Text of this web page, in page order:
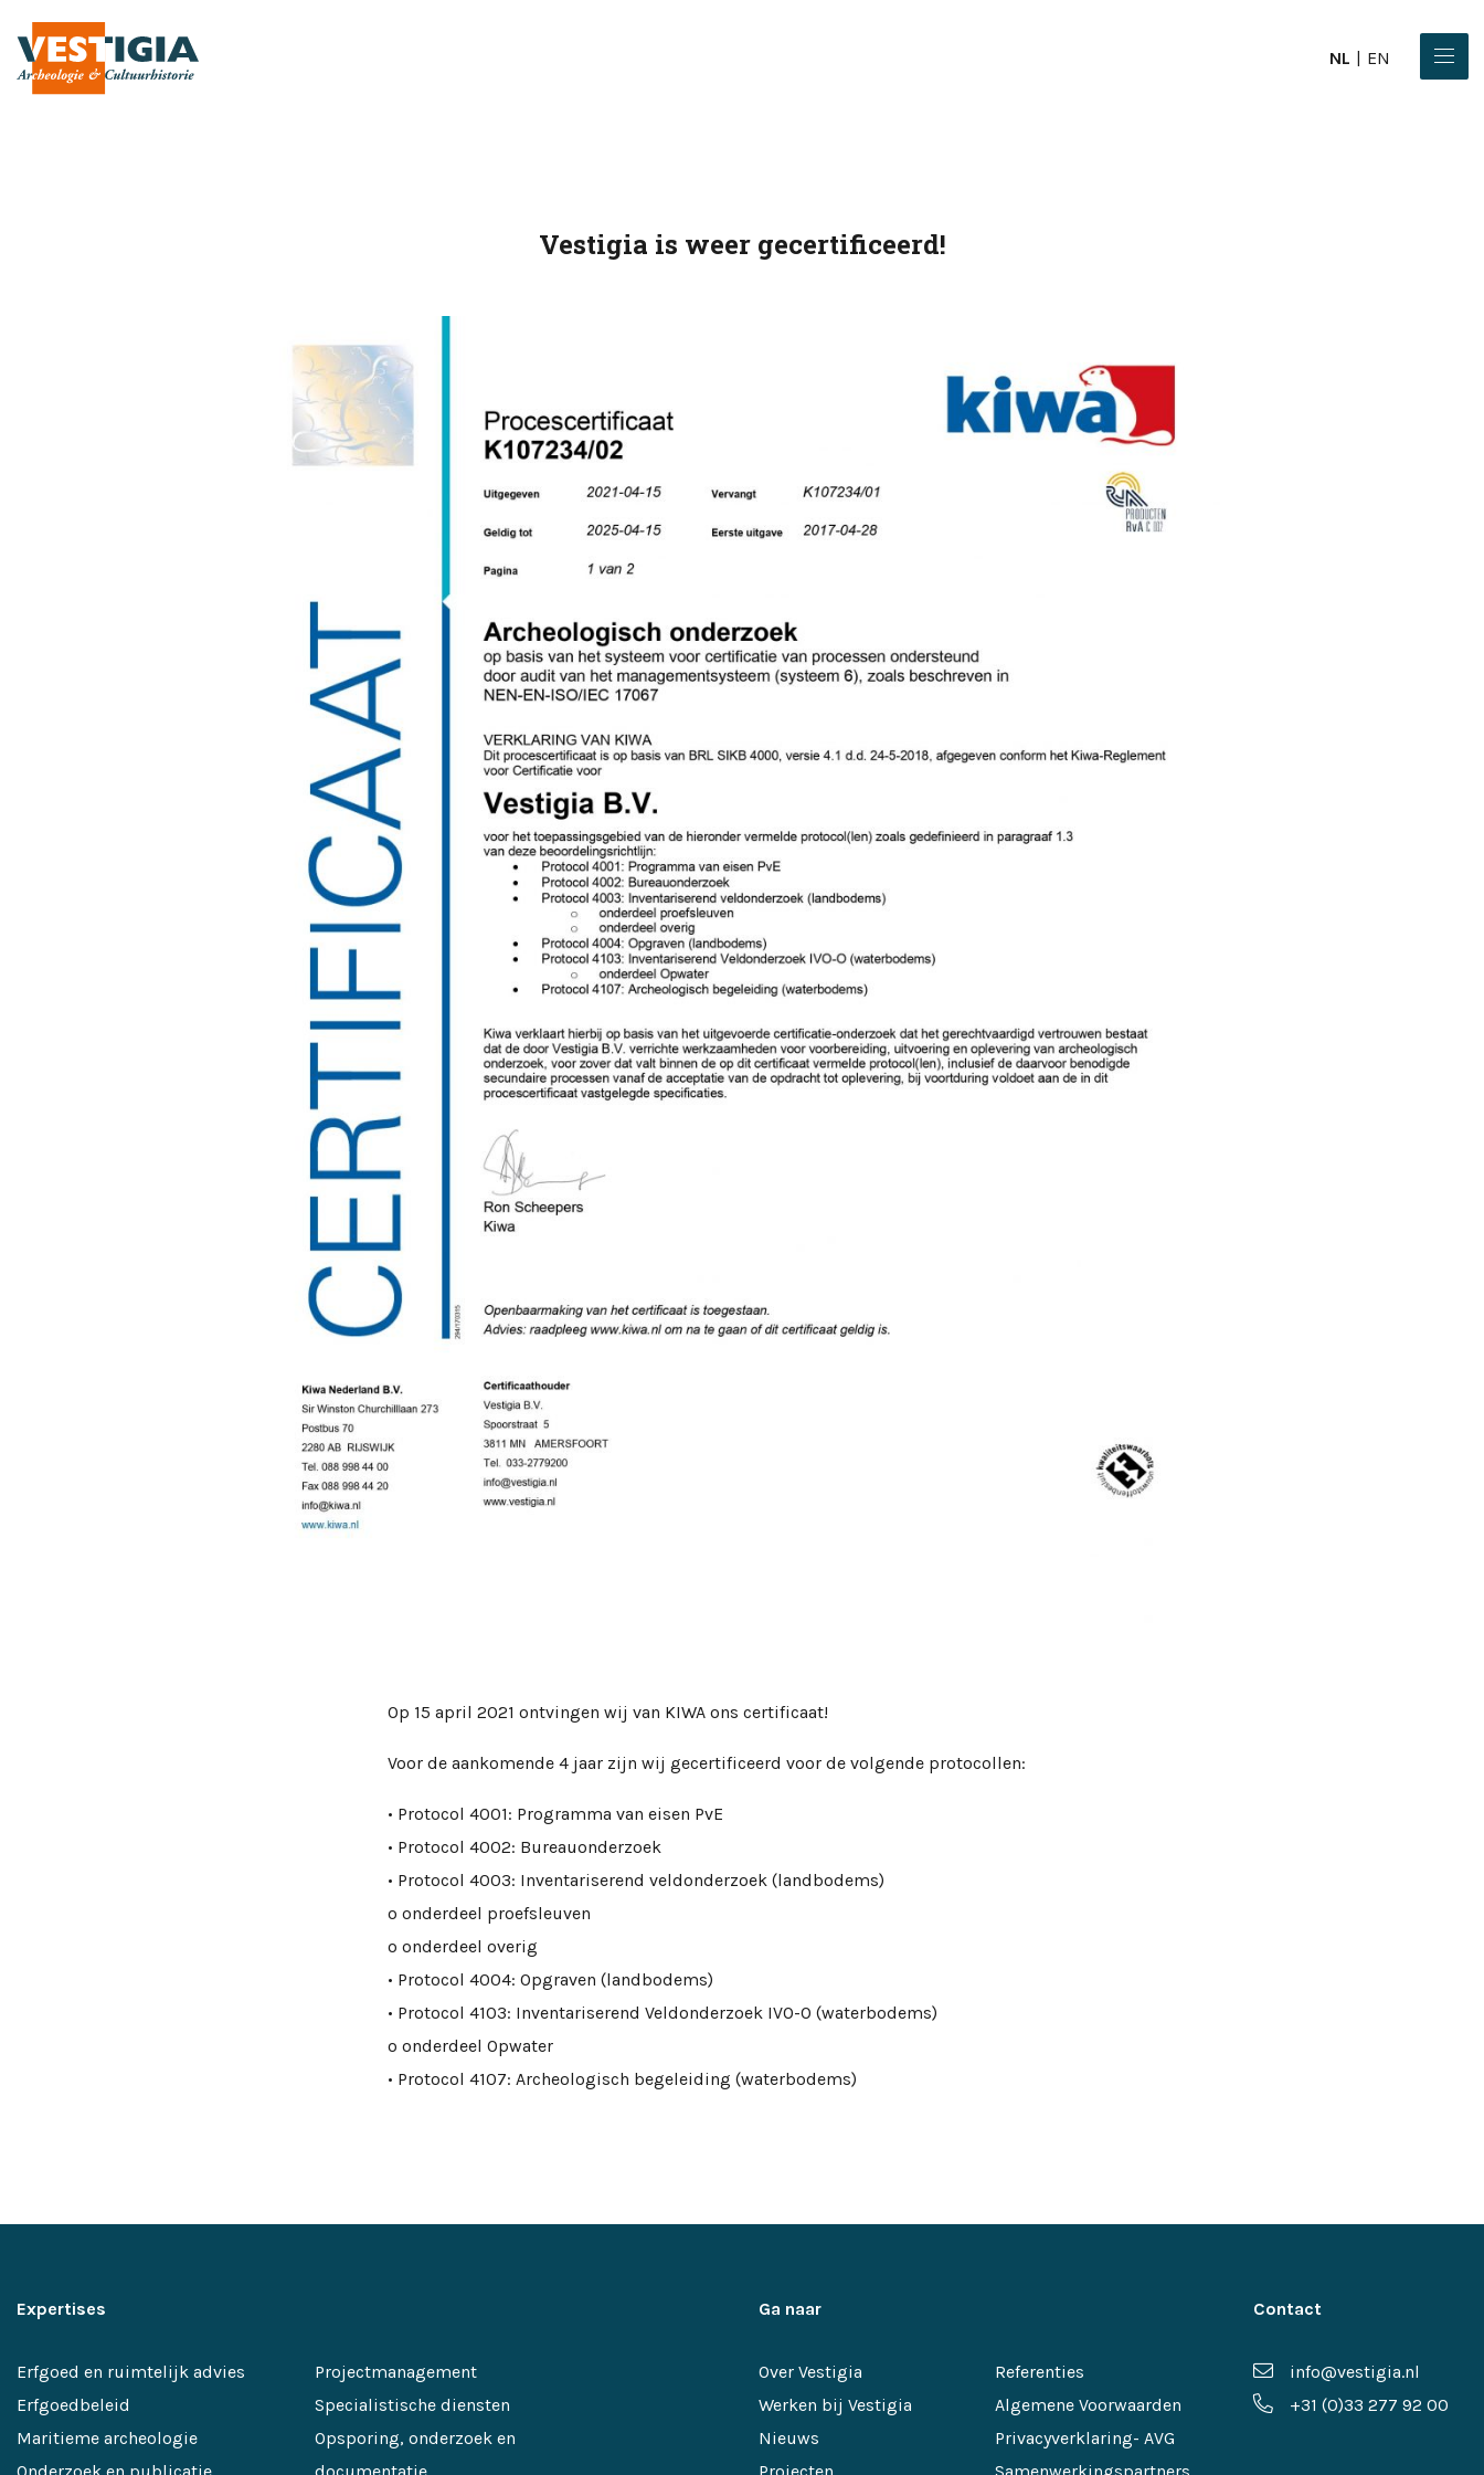
NL EN
Vestigia is weer gecertificeerd!
Op 15 april 2021 ontvingen wij van KIWA ons certificaat!
Voor de aankomende 4 jaar zijn wij gecertificeerd voor de volgende protocollen:
• Protocol 4001: Programma van eisen PvE
• Protocol 4002: Bureauonderzoek
• Protocol 4003: Inventariserend veldonderzoek (landbodems)
o onderdeel proefsleuven
o onderdeel overig
• Protocol 4004: Opgraven (landbodems)
• Protocol 4103: Inventariserend Veldonderzoek IVO-O (waterbodems)
o onderdeel Opwater
• Protocol 4107: Archeologisch begeleiding (waterbodems)
Expertises
Erfgoed en ruimtelijk advies
Erfgoedbeleid
Maritieme archeologie
Onderzoek en publicatie
Projectmanagement
Specialistische diensten
Opsporing, onderzoek en
documentatie
Ga naar
Over Vestigia
Werken bij Vestigia
Nieuws
Projecten
Referenties
Algemene Voorwaarden
Privacyverklaring- AVG
Samenwerkingspartners
Contact
info@vestigia.nl
+31 (0)33 277 92 00